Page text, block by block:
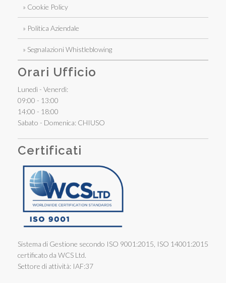
» Cookie Policy
» Politica Aziendale
» Segnalazioni Whistleblowing
Orari Ufficio
Lunedì - Venerdì:
09:00 - 13:00
14:00 - 18:00
Sabato - Domenica: CHIUSO
Certificati
Sistema di Gestione secondo ISO 9001:2015, ISO 14001:2015
certificato da WCS Ltd.
Settore di attività: IAF:37